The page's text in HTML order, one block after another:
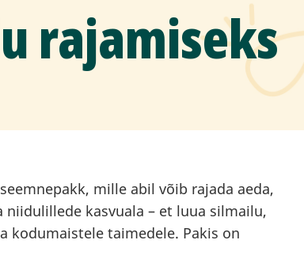
rajamiseks
mille abil võib rajada aeda,
kasvuala – et luua silmailu,
kodumaistele taimedele. Pakis on